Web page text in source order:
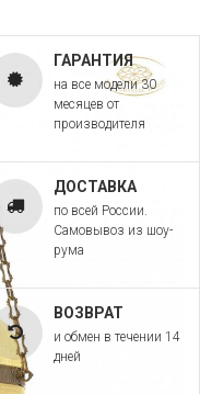
ГАРАНТИЯ
на все модели 30
месяцев от
производителя
ДОСТАВКА
по всей России.
Самовывоз из шоу-
рума
ВОЗВРАТ
и обмен в течении 14
дней